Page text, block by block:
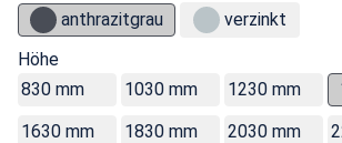
anthrazitgrau
verzinkt
Höhe
830 mm
1030 mm 1230 mm
1630 mm
1830 mm 2030 mm